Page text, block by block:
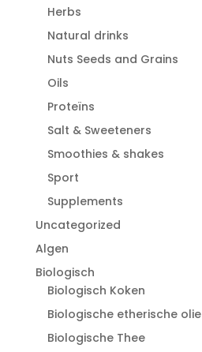
Herbs
Natural drinks
Nuts Seeds and Grains
Oils
Proteïns
Salt & Sweeteners
Smoothies & shakes
Sport
Supplements
Uncategorized
Algen
Biologisch
Biologisch Koken
Biologische etherische olie
Biologische Thee